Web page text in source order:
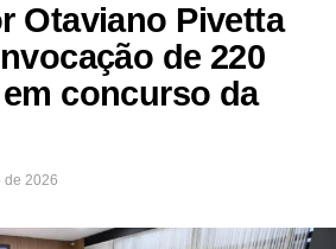
Otaviano Pivetta
de 220
concurso da
de 2026